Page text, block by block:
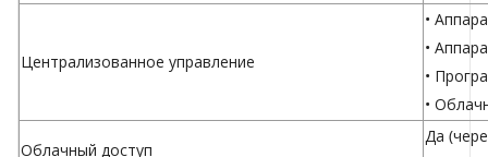
Централизованное управление
•
•
•
•
Облачный доступ
Да